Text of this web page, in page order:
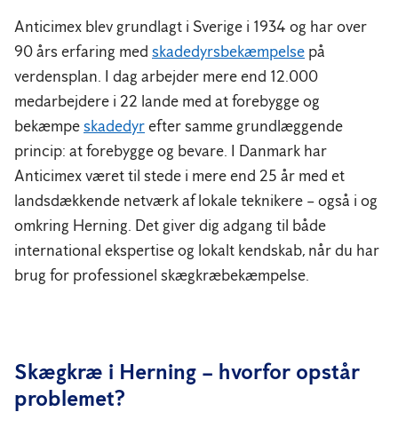
Anticimex blev grundlagt i Sverige i 1934 og har over
90 års erfaring med skadedyrsbekæmpelse på
verdensplan. I dag arbejder mere end 12.000
medarbejdere i 22 lande med at forebygge og
bekæmpeskadedyrefter samme grundlæggende
princip: at forebygge og bevare. I Danmark har
Anticimex været til stede i mere end 25 år med et
landsdækkende netværk af lokale teknikere – også i og
omkring Herning. Det giver dig adgang til både
international ekspertise og lokalt kendskab, når du har
brug for professionel skægkræbekæmpelse.
Skægkræ i Herning – hvorfor opstår
problemet?